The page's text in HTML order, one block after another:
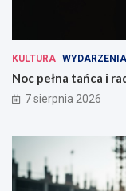
KULTURA WYDARZENIA
Noc pełna tańca i
7 sierpnia 2026